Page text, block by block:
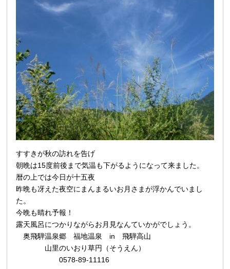
すすきが秋の訪れを告げ
朝晩は15度前後まで気温も下がるようになって来ました。
暦の上では今日が十五夜
昨晩も冴えた夜空にまんまるいお月さまが浮かんでいまし
た。
今晩も晴れ予報！
露天風呂につかりながらお月見なんていかがでしょう。
奥飛騨温泉郷 福地温泉 in 飛騨高山
山里のいおり草円（そうえん）
0578-89-11116